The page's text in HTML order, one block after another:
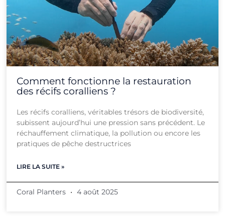
Comment fonctionne la restauration
des récifs coralliens ?
Les récifs coralliens, véritables trésors de biodiversité,
subissent aujourd’hui une pression sans précédent. Le
réchauffement climatique, la pollution ou encore les
pratiques de pêche destructrices
LIRE LA SUITE »
Coral Planters 4 août 2025